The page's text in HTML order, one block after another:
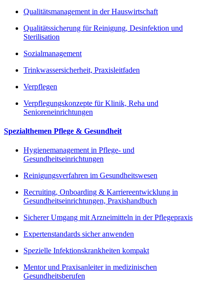
Qualitätsmanagement in der Hauswirtschaft
Qualitätssicherung für Reinigung, Desinfektion und
Sterilisation
Sozialmanagement
Trinkwassersicherheit, Praxisleitfaden
Verpflegen
Verpflegungskonzepte für Klinik, Reha und
Senioreneinrichtungen
Spezialthemen Pflege & Gesundheit
Hygienemanagement in Pflege- und
Gesundheitseinrichtungen
Reinigungsverfahren im Gesundheitswesen
Recruiting, Onboarding & Karriereentwicklung in
Gesundheitseinrichtungen, Praxishandbuch
Sicherer Umgang mit Arzneimitteln in der Pflegepraxis
Expertenstandards sicher anwenden
Spezielle Infektionskrankheiten kompakt
Mentor und Praxisanleiter in medizinischen
Gesundheitsberufen